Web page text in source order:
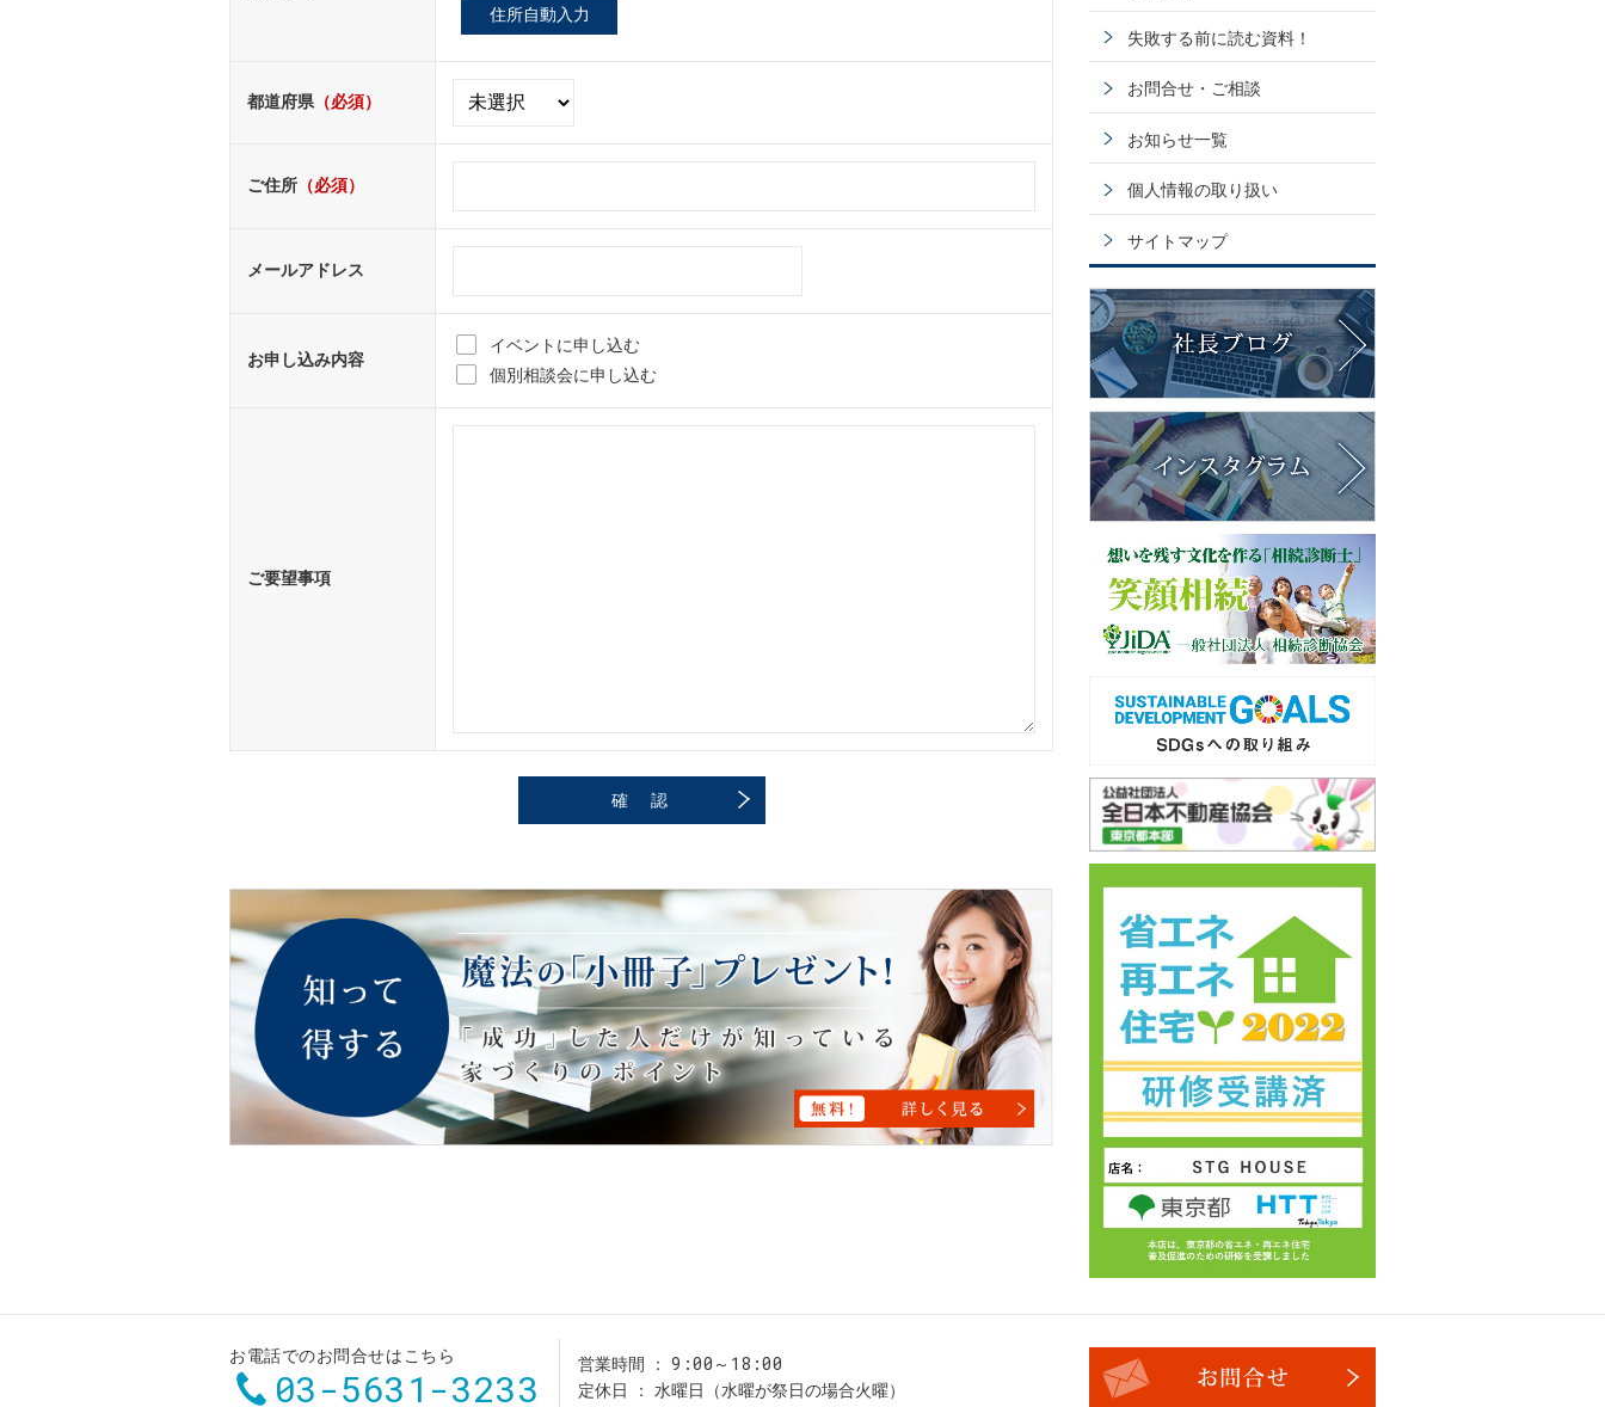
都道府県 （必須）
ご住所 （必須）
メールアドレス
お申し込み内容
イベントに申し込む
個別相談会に申し込む
ご要望事項
失敗する前に読む資料！
お問合せ・ご相談
お知らせ一覧
個人情報の取り扱い
サイトマップ
お電話でのお問合せはこちら
03-5631-3233
営業時間 9:00～18:00
定休日 水曜日（水曜が祭日の場合火曜）